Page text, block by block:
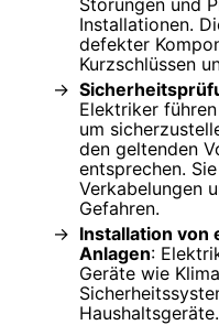
Installationen.
defekter
Kurzschlüssen
Elektriker
um
den geltenden
entsprechen.
Verkabelungen
Gefahren.
Installation von
Anlagen:
Geräte wie
Haushaltsgeräte.